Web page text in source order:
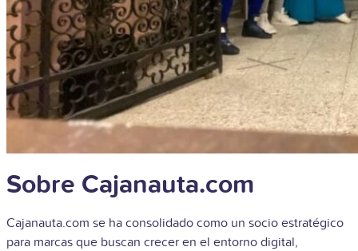
Sobre Cajanauta.com
Cajanauta.com se ha consolidado como un socio estratégico
para marcas que buscan crecer en el entorno digital,